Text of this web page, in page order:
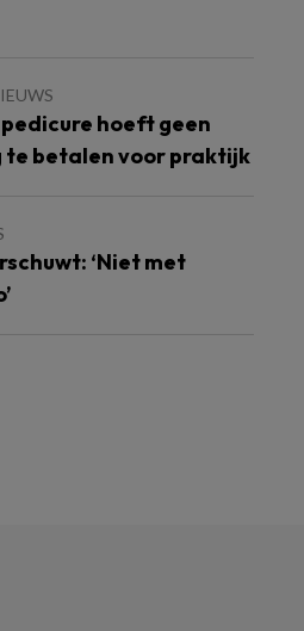
hoeft geen
betalen voor praktijk
‘Niet met